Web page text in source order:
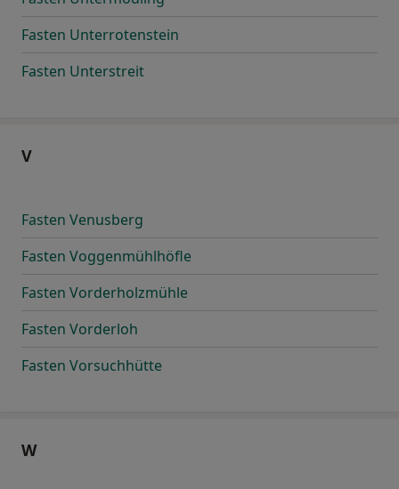
Fasten Unterrotenstein
Fasten Unterstreit
V
Fasten Venusberg
Fasten Voggenmühlhöfle
Fasten Vorderholzmühle
Fasten Vorderloh
Fasten Vorsuchhütte
W